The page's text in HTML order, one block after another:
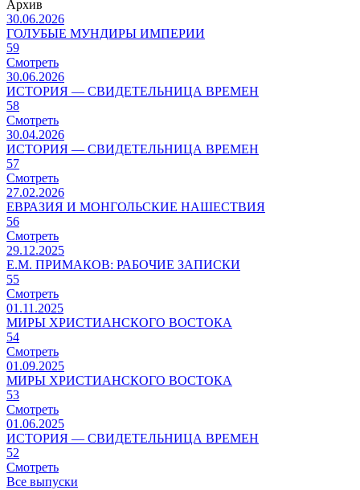
Архив
30.06.2026
ГОЛУБЫЕ МУНДИРЫ ИМПЕРИИ
59
Смотреть
30.06.2026
ИСТОРИЯ — СВИДЕТЕЛЬНИЦА ВРЕМЕН
58
Смотреть
30.04.2026
ИСТОРИЯ — СВИДЕТЕЛЬНИЦА ВРЕМЕН
57
Смотреть
27.02.2026
ЕВРАЗИЯ И МОНГОЛЬСКИЕ НАШЕСТВИЯ
56
Смотреть
29.12.2025
Е.М. ПРИМАКОВ: РАБОЧИЕ ЗАПИСКИ
55
Смотреть
01.11.2025
МИРЫ ХРИСТИАНСКОГО ВОСТОКА
54
Смотреть
01.09.2025
МИРЫ ХРИСТИАНСКОГО ВОСТОКА
53
Смотреть
01.06.2025
ИСТОРИЯ — СВИДЕТЕЛЬНИЦА ВРЕМЕН
52
Смотреть
Все выпуски